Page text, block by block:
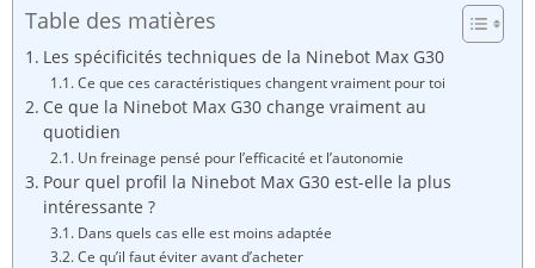
Table des matières
Les spécificités techniques de la Ninebot Max G30
Ce que ces caractéristiques changent vraiment pour toi
Ce que la Ninebot Max G30 change vraiment au
quotidien
Un freinage pensé pour l’efficacité et l’autonomie
Pour quel profil la Ninebot Max G30 est-elle la plus
intéressante ?
Dans quels cas elle est moins adaptée
Ce qu’il faut éviter avant d’acheter